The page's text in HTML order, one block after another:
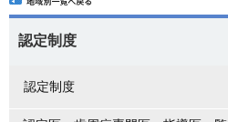
認定制度
認定制度